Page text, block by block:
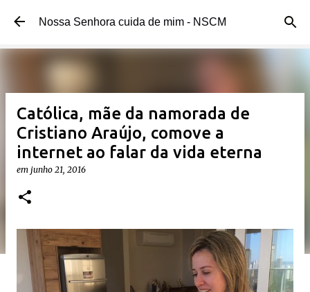
Pular para o conteúdo principal
Nossa Senhora cuida de mim - NSCM
Católica, mãe da namorada de
Cristiano Araújo, comove a
internet ao falar da vida eterna
em junho 21, 2016